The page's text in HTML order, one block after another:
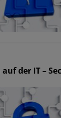
auf der IT –